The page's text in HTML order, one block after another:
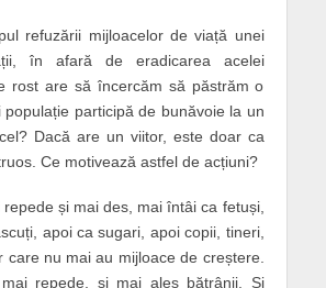
refuzării mijloacelor de viață unei
în afară de eradicarea acelei
rost are să încercăm să păstrăm o
populație participă de bunăvoie la un
Dacă are un viitor, este doar ca
Ce motivează astfel de acțiuni?
și mai des, mai întâi ca fetuși,
apoi ca sugari, apoi copii, tineri,
care nu mai au mijloace de creștere.
repede, și mai ales bătrânii. Și